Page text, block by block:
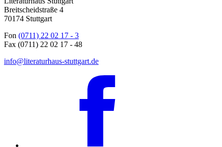
Breitscheidstraße 4
70174 Stuttgart
Fon (0711) 22 02 17 - 3
Fax (0711) 22 02 17 - 48
info@literaturhaus-stuttgart.de